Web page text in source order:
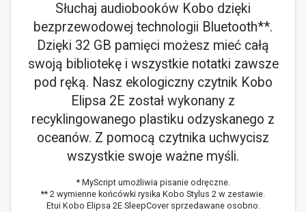
Słuchaj audiobooków Kobo dzięki
bezprzewodowej technologii Bluetooth**.
Dzięki 32 GB pamięci możesz mieć całą
swoją bibliotekę i wszystkie notatki zawsze
pod ręką. Nasz ekologiczny czytnik Kobo
Elipsa 2E został wykonany z
recyklingowanego plastiku odzyskanego z
oceanów. Z pomocą czytnika uchwycisz
wszystkie swoje ważne myśli.
* MyScript umożliwia pisanie odręczne.
** 2 wymienne końcówki rysika Kobo Stylus 2 w zestawie.
Etui Kobo Elipsa 2E SleepCover sprzedawane osobno.